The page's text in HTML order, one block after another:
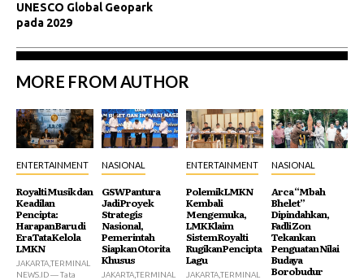
UNESCO Global Geopark
pada 2029
MORE FROM AUTHOR
ENTERTAINMENT
Royalti Musik dan
Keadilan
Pencipta:
Harapan Baru di
Era Tata Kelola
LMKN
JAKARTA,TERMINAL
NEWS.ID — Tata
NASIONAL
GSW Pantura
Jadi Proyek
Strategis
Nasional,
Pemerintah
Siapkan Otorita
Khusus
JAKARTA,TERMINAL
ENTERTAINMENT
Polemik LMKN
Kembali
Mengemuka,
LMK Klaim
Sistem Royalti
Rugikan Pencipta
Lagu
JAKARTA,TERMINAL
NASIONAL
Arca “Mbah
Bhelet”
Dipindahkan,
Fadli Zon
Tekankan
Penguatan Nilai
Budaya
Borobudur